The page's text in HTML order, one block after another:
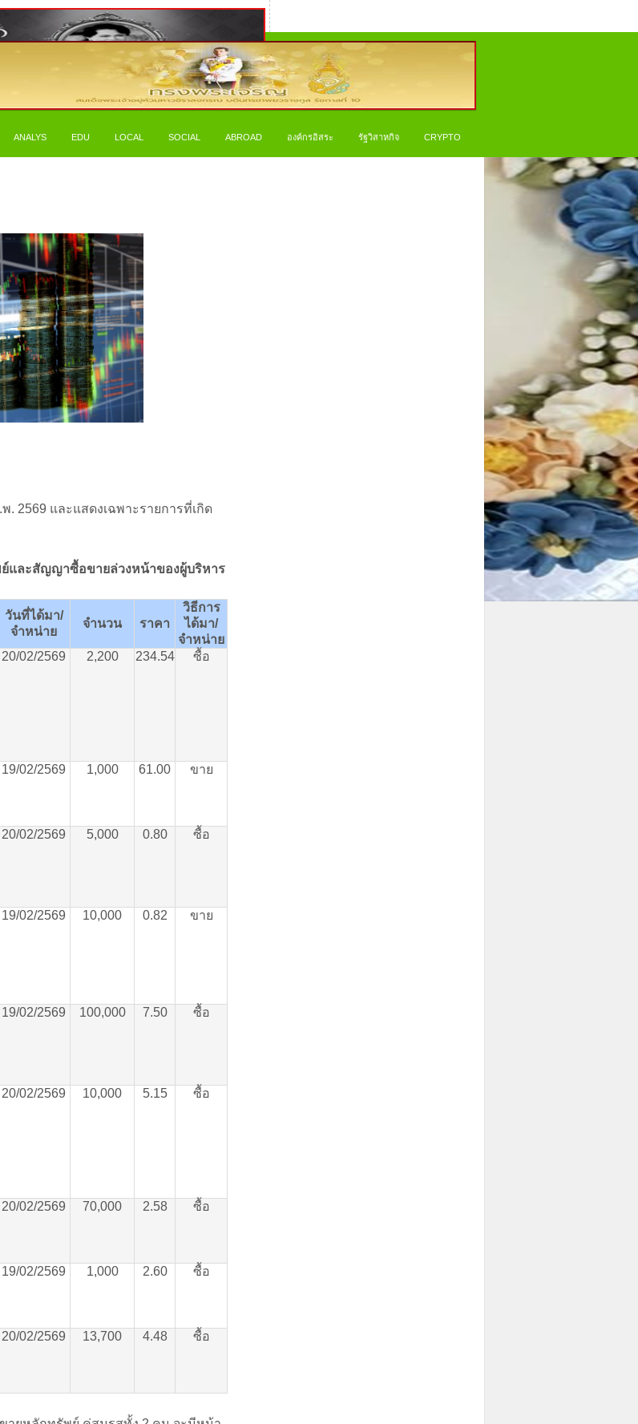
ANALYS EDU LOCAL SOCIAL ABROAD องค์กรอิสระ รัฐวิสาหกิจ CRYPTO
2569 และแสดงเฉพาะรายการที่เกิด
และสัญญาซื้อขายล่วงหน้าของผู้บริหาร
วันที่ได้มา/
จำหน่าย
จำนวน ราคา
วิธีการ
ได้มา/
จำหน่าย
20/02/2569 2,200 234.54 ซื้อ
19/02/2569 1,000 61.00 ขาย
20/02/2569 5,000 0.80 ซื้อ
19/02/2569 10,000 0.82 ขาย
19/02/2569 100,000 7.50 ซื้อ
20/02/2569 10,000 5.15 ซื้อ
20/02/2569 70,000 2.58 ซื้อ
19/02/2569 1,000 2.60 ซื้อ
20/02/2569 13,700 4.48 ซื้อ